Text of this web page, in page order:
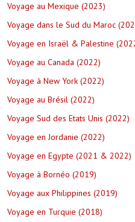
Voyage au Mexique (2023)
Voyage dans le Sud du Maroc
Voyage en Israël & Palestine
Voyage au Canada (2022)
Voyage à New York (2022)
Voyage au Brésil (2022)
Voyage Sud des Etats Unis (2022)
Voyage en Jordanie (2022)
Voyage en Egypte (2021 & 2022)
Voyage à Bornéo (2019)
Voyage aux Philippines (2019)
Voyage en Turquie (2018)